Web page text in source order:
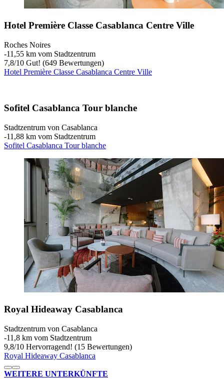
Hotel Première Classe Casablanca Centre Ville
Roches Noires
‐11,55 km vom Stadtzentrum
7,8/10 Gut! (649 Bewertungen)
Hotel Première Classe Casablanca Centre Ville